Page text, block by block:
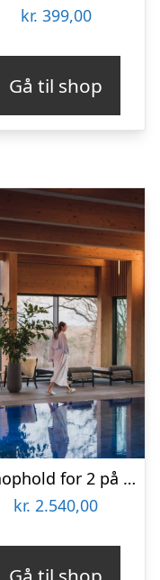
kr. 399,00
Gå til shop
Spaophold for 2 på Fjordgaarden
kr. 2.540,00